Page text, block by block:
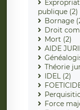
publique (2)
Bornage
Droit
Mort (2)
AIDE
Théorie
IDEL (2)
Force